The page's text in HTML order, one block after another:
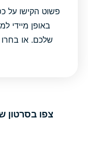
פשוט הקישו על
באופן מיידי
שלכם. או
צפו בסרטון